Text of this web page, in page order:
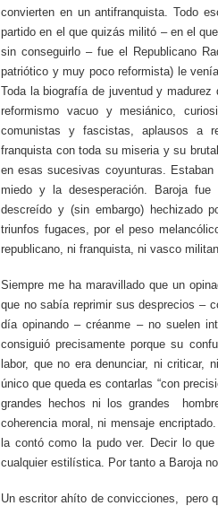
convierten en un antifranquista. Todo
partido en el que quizás militó – en el
sin conseguirlo – fue el Republicano
patriótico y muy poco reformista) le
Toda la biografía de juventud y
reformismo vacuo y mesiánico,
comunistas y fascistas, aplausos a
franquista con toda su miseria y su
en esas sucesivas coyunturas.
miedo y la desesperación. Baroja
descreído y (sin embargo) hechizado
triunfos fugaces, por el peso
republicano, ni franquista, ni vasco
Siempre me ha maravillado que un
que no sabía reprimir sus desprecios –
día opinando – créanme – no suelen
consiguió precisamente porque su
labor, que no era denunciar, ni criticar,
único que queda es contarlas “con
grandes hechos ni los grandes
coherencia moral, ni mensaje
la contó como la pudo ver. Decir lo
cualquier estilística. Por tanto a Baroja
Un escritor ahíto de convicciones, pero